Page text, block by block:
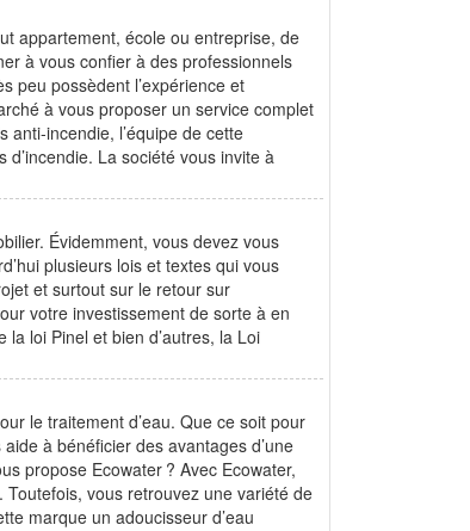
appartement, école ou entreprise, de
à vous confier à des professionnels
peu possèdent l’expérience et
à vous proposer un service complet
incendie, l’équipe de cette
La société vous invite à
Évidemment, vous devez vous
plusieurs lois et textes qui vous
et surtout sur le retour sur
votre investissement de sorte à en
loi Pinel et bien d’autres, la Loi
le traitement d’eau. Que ce soit pour
à bénéficier des avantages d’une
propose Ecowater ? Avec Ecowater,
Toutefois, vous retrouvez une variété de
marque un adoucisseur d’eau